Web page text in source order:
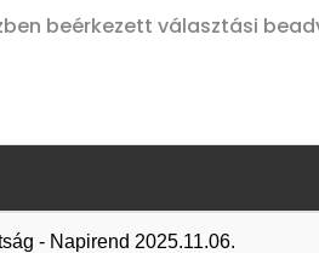
beérkezett választási
- Napirend 2025.11.06.